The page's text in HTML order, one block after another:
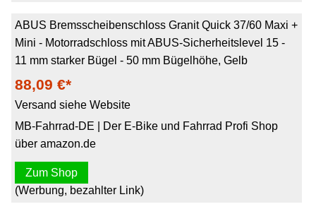
ABUS Bremsscheibenschloss Granit Quick 37/60 Maxi +
Mini - Motorradschloss mit ABUS-Sicherheitslevel 15 -
11 mm starker Bügel - 50 mm Bügelhöhe, Gelb
88,09 €*
Versand siehe Website
MB-Fahrrad-DE | Der E-Bike und Fahrrad Profi Shop
über amazon.de
Zum Shop
(Werbung, bezahlter Link)